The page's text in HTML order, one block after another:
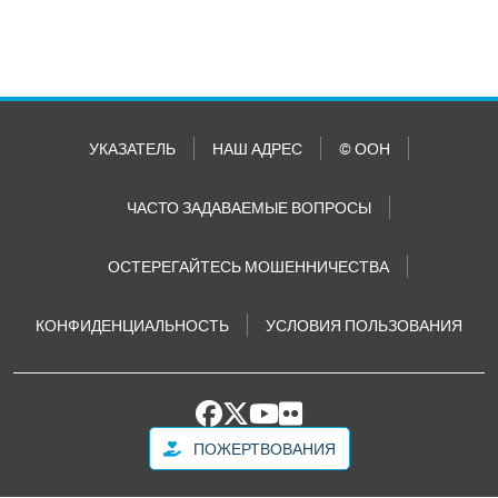
УКАЗАТЕЛЬ НАШ АДРЕС © ООН
ЧАСТО ЗАДАВАЕМЫЕ ВОПРОСЫ
ОСТЕРЕГАЙТЕСЬ МОШЕННИЧЕСТВА
КОНФИДЕНЦИАЛЬНОСТЬ УСЛОВИЯ ПОЛЬЗОВАНИЯ
ПОЖЕРТВОВАНИЯ